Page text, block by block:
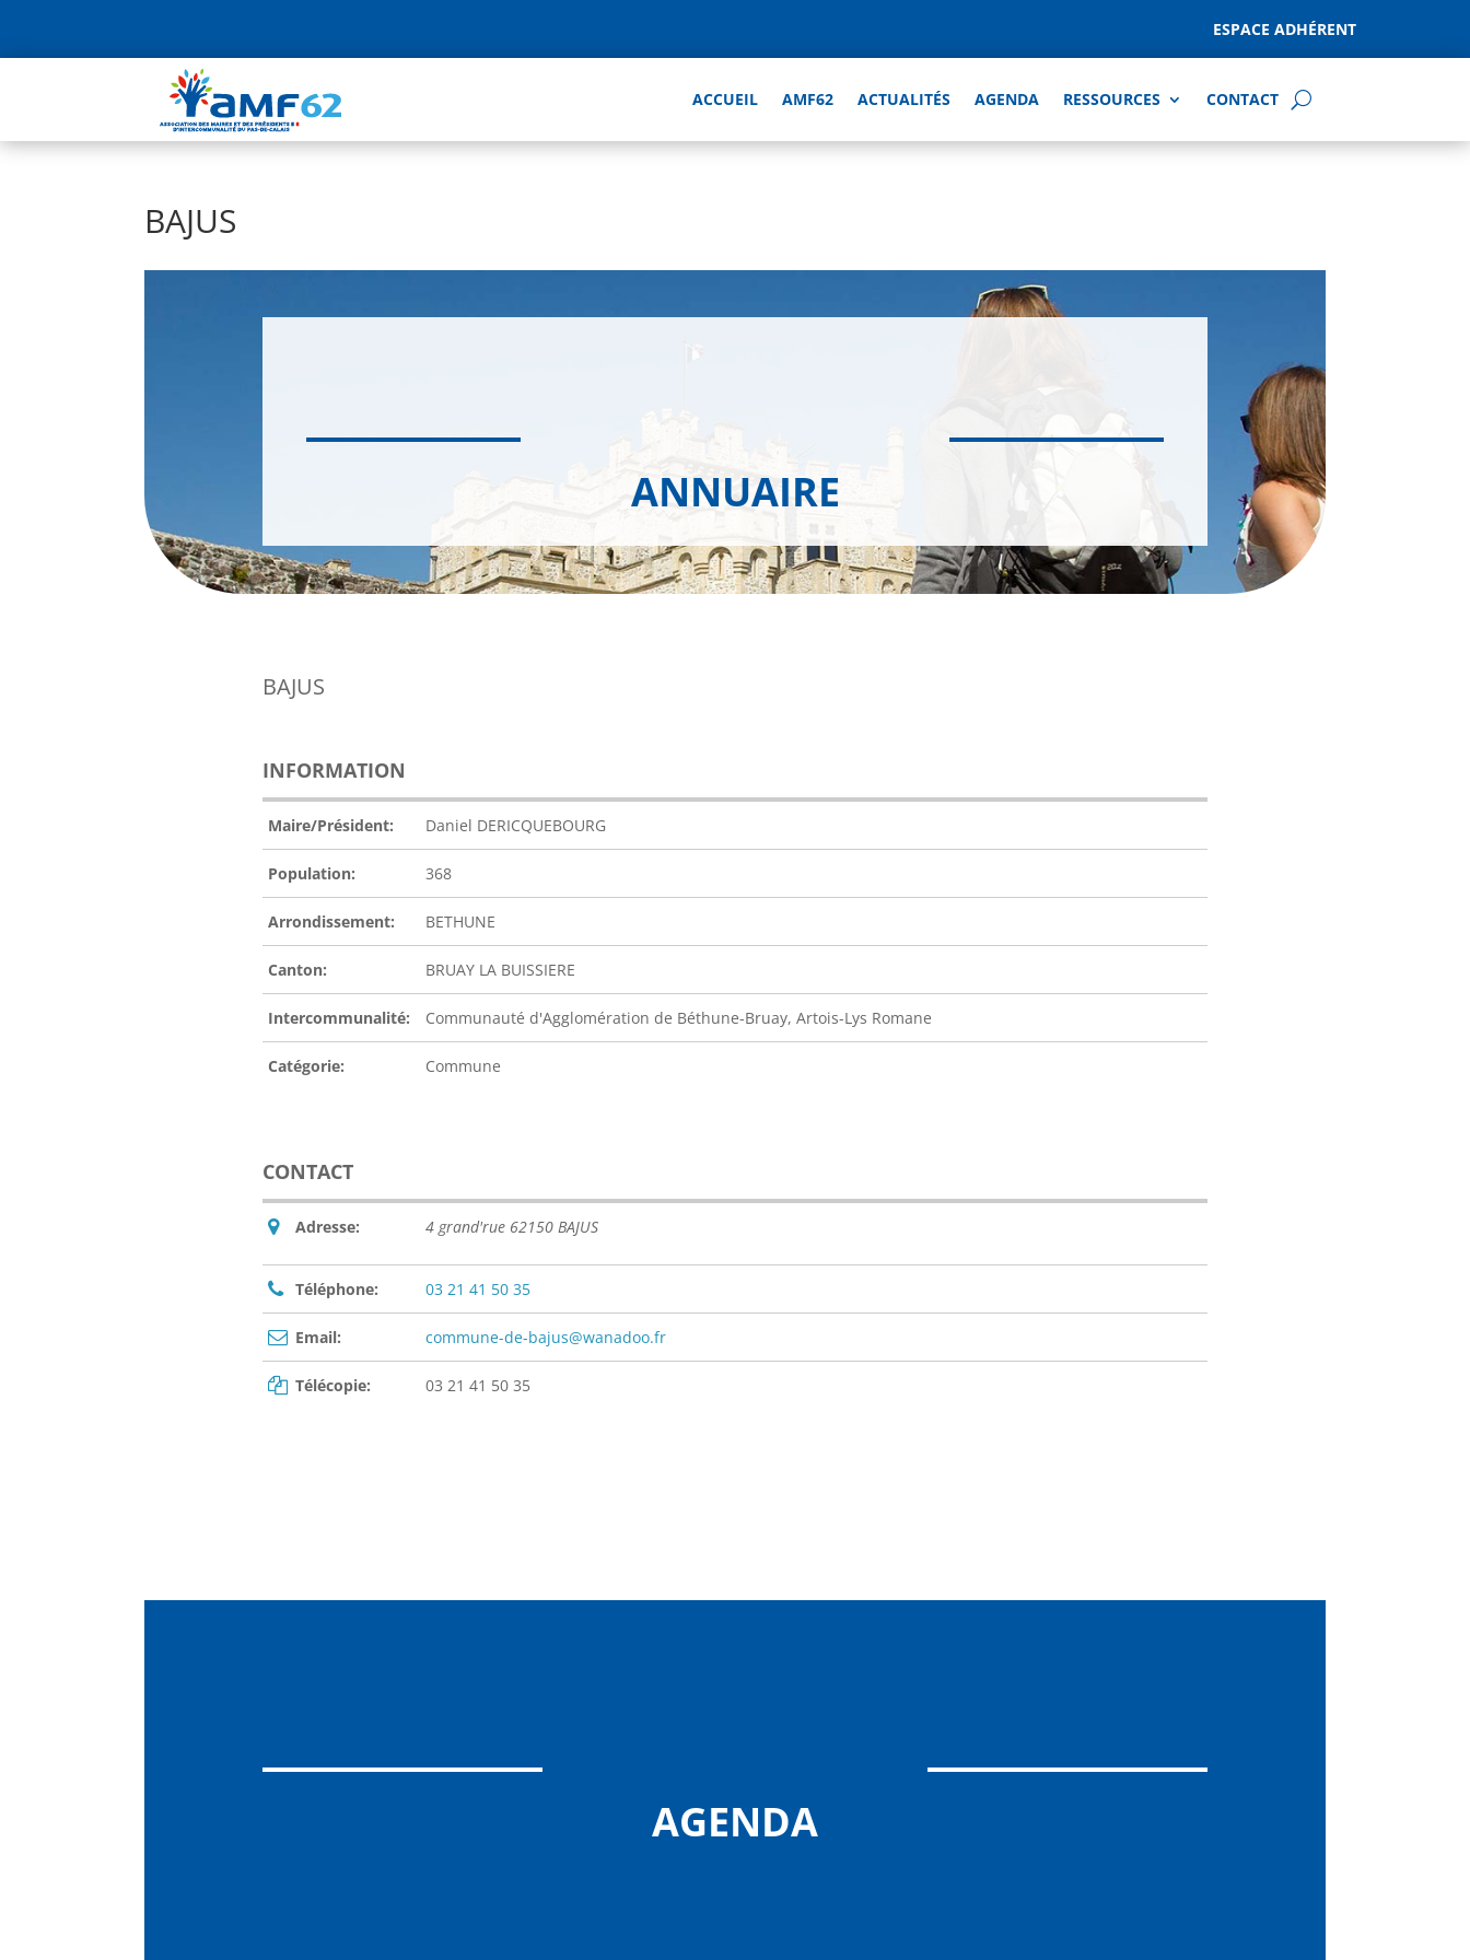
ESPACE ADHÉRENT
ACCUEIL AMF62 ACTUALITÉS AGENDA RESSOURCES CONTACT
BAJUS
ANNUAIRE
BAJUS
INFORMATION
Maire/Président: Daniel DERICQUEBOURG
Population: 368
Arrondissement: BETHUNE
Canton: BRUAY LA BUISSIERE
Intercommunalité: Communauté d'Agglomération de Béthune-Bruay, Artois-Lys Romane
Catégorie: Commune
CONTACT
Adresse: 4 grand'rue 62150 BAJUS
Téléphone: 03 21 41 50 35
Email: commune-de-bajus@wanadoo.fr
Télécopie: 03 21 41 50 35
AGENDA